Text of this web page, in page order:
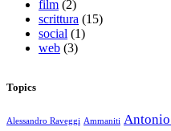
film (2)
scrittura (15)
social (1)
web (3)
Topics
Alessandro Raveggi Ammaniti